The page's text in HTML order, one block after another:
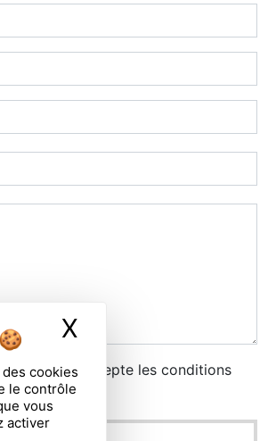
cookies
le contrôle
vous
activer
X
case, j'accepte les conditions
dessous **